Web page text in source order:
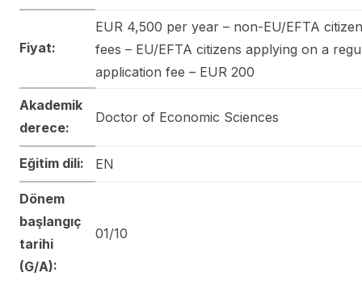
Fiyat:
EUR 4,500 per year – non-EU/EFTA
fees – EU/EFTA citizens applying on a
application fee – EUR 200
Akademik
derece:
Doctor of Economic Sciences
Eğitim dili: EN
Dönem
başlangıç
tarihi
(G/A):
01/10